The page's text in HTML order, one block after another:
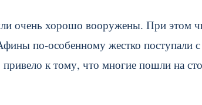
очень хорошо вооружены. При этом
по-особенному жестко поступали с
к тому, что многие пошли на